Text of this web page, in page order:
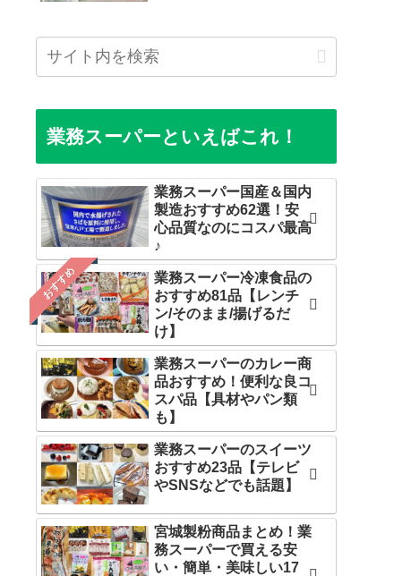
業務スーパーといえばこれ！
業務スーパー国産＆国内
製造おすすめ62選！安
心品質なのにコスパ最高
♪
おすすめ
業務スーパー冷凍食品の
おすすめ81品【レンチ
ン/そのまま/揚げるだ
け】
業務スーパーのカレー商
品おすすめ！便利な良コ
スパ品【具材やパン類
も】
業務スーパーのスイーツ
おすすめ23品【テレビ
やSNSなどでも話題】
宮城製粉商品まとめ！業
務スーパーで買える安
い・簡単・美味しい17